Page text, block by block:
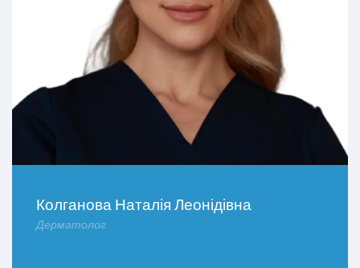
Колганова Наталія Леонідівна
Дерматолог